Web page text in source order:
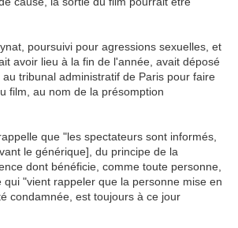
poursuivi pour agressions sexuelles, et
avoir lieu à la fin de l'année, avait déposé
tribunal administratif de Paris pour faire
film, au nom de la présomption
que "les spectateurs sont informés,
le générique], du principe de la
dont bénéficie, comme toute personne,
qui "vient rappeler que la personne mise en
condamnée, est toujours à ce jour